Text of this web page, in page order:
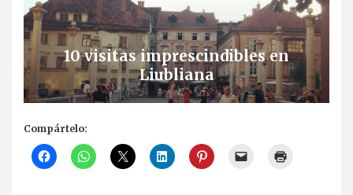
10 visitas imprescindibles en
Liubliana
Compártelo: